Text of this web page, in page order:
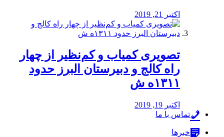
اکتبر 21, 2019
️تصویری کمیاب و کم‌نظیر از چهار
راه كالج و دبيرستان البرز حدود
۱۳۱۱ه ش
اکتبر 19, 2019
تماس با ما
خبرها